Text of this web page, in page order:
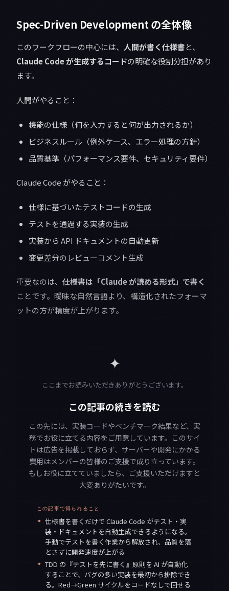
Spec-Driven Development の全体像
このワークフローの中心には、 人間が書く仕様書と、
Claude Code が生成するコードの明確な役割分担があり
ます。
人間がやること：
機能の仕様（何を入力すると何が出力されるか）
ビジネスルール（例外ケース、エラー処理の方針）
品質基準（パフォーマンス要件、セキュリティ要件）
Claude Code がやること：
仕様に基づいたテストコードの生成
テストを通過する実装の生成
実装から API ドキュメントの自動更新
変更差分のレビューコメント生成
重要なのは、 仕様書は「Claude が読める形式」で書く
ことです。曖昧な自然言語より、構造化されたフォーマ
ットの方が精度が上がります。
✦
ここまでお読みいただきありがとうございます。
この記事の続きを読む
この先には、実装コードやベンチマーク結果など、実
務でお役に立てる内容をご用意しています。このサイ
トは広告を掲載しておらず、サーバーや開発にかかる
費用はメンバーの皆様のご支援で成り立っています。
もしお役に立てていましたら、ご支援いただけますと
大変ありがたいです。
この記事で得られること
✦ 仕様書を書くだけで Claude Code がテスト・実
装・ドキュメントを自動生成できるようになる。
手動でテストを書く作業から解放され、品質を落
とさずに開発速度が上がる
✦ TDD の『テストを先に書く』原則を AI が自動化
することで、バグの多い実装を最初から排除でき
る。Red→Green サイクルをコードなしで回せる